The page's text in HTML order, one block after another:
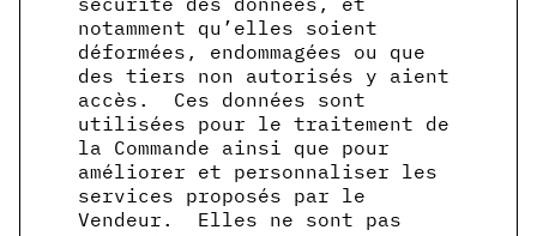
notamment qu’elles soient
déformées, endommagées ou que
des tiers non autorisés y aient
accès. Ces données sont
utilisées pour le traitement de
la Commande ainsi que pour
améliorer et personnaliser les
services proposés par le
Vendeur. Elles ne sont pas